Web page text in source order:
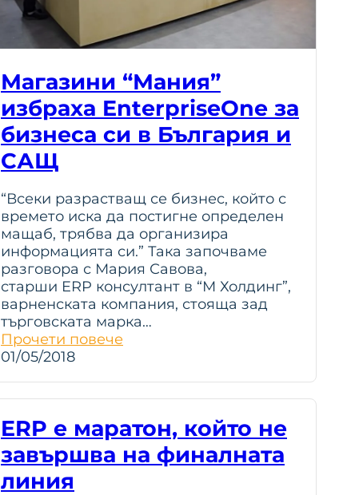
Магазини “Мания”
избраха EnterpriseOne за
бизнеса си в България и
САЩ
“Всеки разрастващ се бизнес, който с
времето иска да постигне определен
мащаб, трябва да организира
информацията си.” Така започваме
разговора с Мария Савова,
старши ERP консултант в “М Холдинг”,
варненската компания, стояща зад
търговската марка…
Прочети повече
01/05/2018
ERP е маратон, който не
завършва на финалната
линия